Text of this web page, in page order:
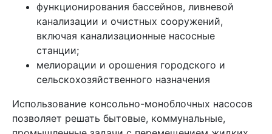
функционирования бассейнов, ливневой
канализации и очистных сооружений,
включая канализационные насосные
станции;
мелиорации и орошения городского и
сельскохозяйственного назначения
Использование консольно-моноблочных насосов
позволяет решать бытовые, коммунальные,